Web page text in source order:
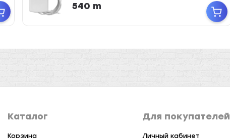
540 m
Каталог
Корзина
Для покупателей
Личный кабинет